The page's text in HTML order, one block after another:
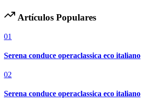
Artículos Populares
01
Serena conduce operaclassica eco italiano
02
Serena conduce operaclassica eco italiano